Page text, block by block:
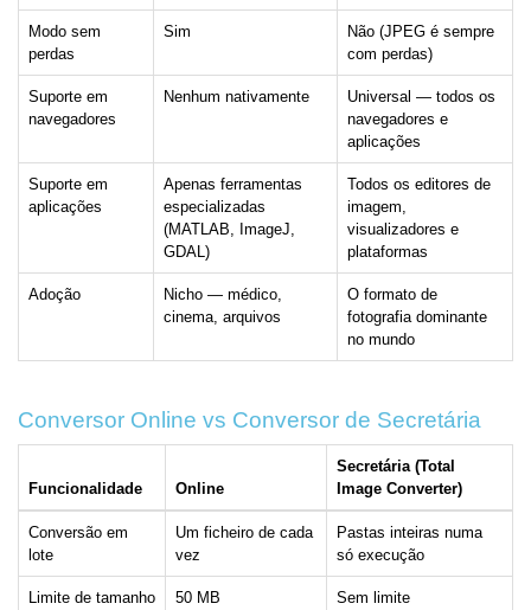
Modo sem
perdas
Sim
Não (JPEG é sempre
com perdas)
Suporte em
navegadores
Nenhum nativamente
Universal — todos os
navegadores e
aplicações
Suporte em
aplicações
Apenas ferramentas
especializadas
(MATLAB, ImageJ,
GDAL)
Todos os editores de
imagem,
visualizadores e
plataformas
Adoção
Nicho — médico,
cinema, arquivos
O formato de
fotografia dominante
no mundo
Conversor Online vs Conversor de Secretária
Funcionalidade Online
Secretária (Total
Image Converter)
Conversão em
lote
Um ficheiro de cada
vez
Pastas inteiras numa
só execução
Limite de tamanho
50 MB Sem limite